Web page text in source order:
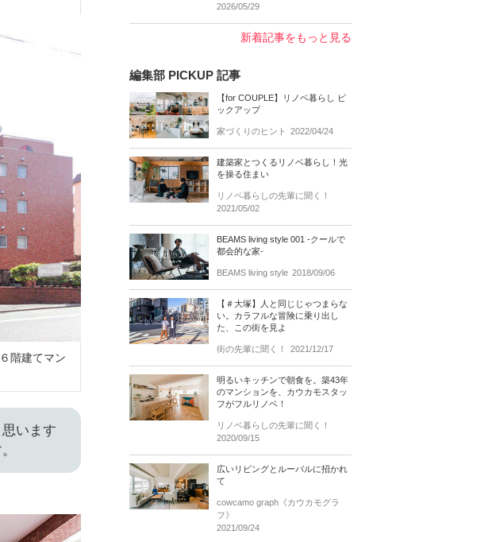
階建てマン
います
2026/05/29
新着記事をもっと見る
編集部 PICKUP 記事
【for COUPLE】リノベ暮らし ピ
ックアップ
家づくりのヒント 2022/04/24
建築家とつくるリノベ暮らし！光
を操る住まい
リノベ暮らしの先輩に聞く！
2021/05/02
BEAMS living style 001 -クールで
都会的な家-
BEAMS living style 2018/09/06
【＃大塚】人と同じじゃつまらな
い。カラフルな冒険に乗り出し
た、この街を見よ
街の先輩に聞く！ 2021/12/17
明るいキッチンで朝食を。築43年
のマンションを、カウカモスタッ
フがフルリノベ！
リノベ暮らしの先輩に聞く！
2020/09/15
広いリビングとルーバルに招かれ
て
cowcamo graph《カウカモグラ
フ》
2021/09/24